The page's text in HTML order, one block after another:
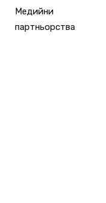
Медийни
партньорства